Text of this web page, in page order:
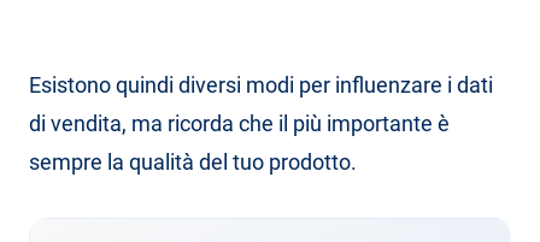
Esistono quindi diversi modi per influenzare i dati
di vendita, ma ricorda che il più importante è
sempre la qualità del tuo prodotto.